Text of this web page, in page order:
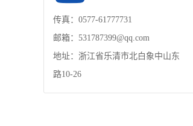
传真：0577-61777731
邮箱： 531787399@qq.com
地址：浙江省乐清市北白象中山东
路10-26